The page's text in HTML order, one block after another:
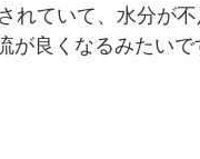
れていて、水分が
が良くなるみたい